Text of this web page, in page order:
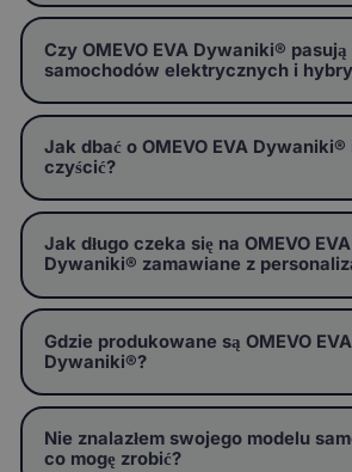
Czy OMEVO EVA Dywaniki® pasują
samochodów elektrycznych i
Jak dbać o OMEVO EVA Dywaniki®
czyścić?
Jak długo czeka się na OMEVO EVA
Dywaniki® zamawiane z
Gdzie produkowane są OMEVO EVA
Dywaniki®?
Nie znalazłem swojego modelu
co mogę zrobić?